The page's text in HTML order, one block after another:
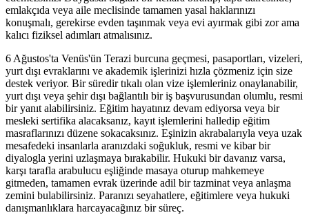
emlakçıda veya aile meclisinde tamamen yasal haklarınızı
konuşmalı, gerekirse evden taşınmak veya evi ayırmak gibi zor ama
kalıcı fiziksel adımları atmalısınız.
6 Ağustos'ta Venüs'ün Terazi burcuna geçmesi, pasaportları, vizeleri,
yurt dışı evraklarını ve akademik işlerinizi hızla çözmeniz için size
destek veriyor. Bir süredir tıkalı olan vize işlemleriniz onaylanabilir,
yurt dışı veya şehir dışı bağlantılı bir iş başvurusundan olumlu, resmi
bir yanıt alabilirsiniz. Eğitim hayatınız devam ediyorsa veya bir
mesleki sertifika alacaksanız, kayıt işlemlerini halledip eğitim
masraflarınızı düzene sokacaksınız. Eşinizin akrabalarıyla veya uzak
mesafedeki insanlarla aranızdaki soğukluk, resmi ve kibar bir
diyalogla yerini uzlaşmaya bırakabilir. Hukuki bir davanız varsa,
karşı tarafla arabulucu eşliğinde masaya oturup mahkemeye
gitmeden, tamamen evrak üzerinde adil bir tazminat veya anlaşma
zemini bulabilirsiniz. Paranızı seyahatlere, eğitimlere veya hukuki
danışmanlıklara harcayacağınız bir süreç.